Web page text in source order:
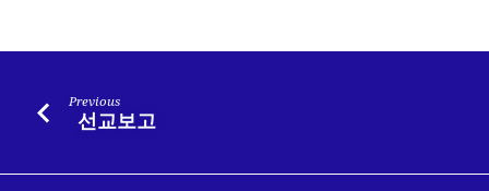
Previous
선교보고